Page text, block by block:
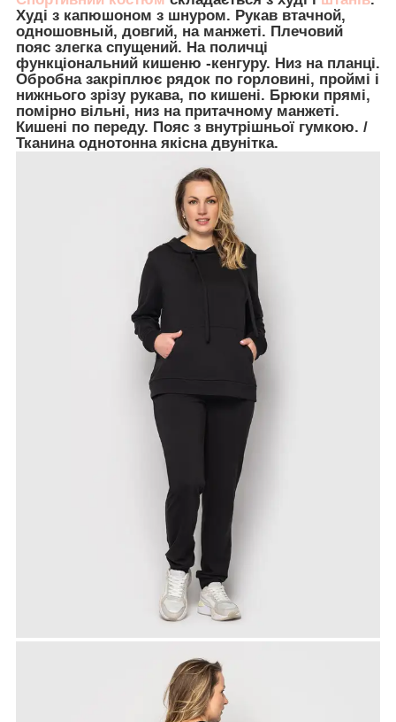
Худі з капюшоном з шнуром. Рукав втачной,
одношовный, довгий, на манжеті. Плечовий
пояс злегка спущений. На поличці
функціональний кишеню -кенгуру. Низ на планці.
Обробна закріплює рядок по горловині, проймі і
нижнього зрізу рукава, по кишені. Брюки прямі,
помірно вільні, низ на притачному манжеті.
Кишені по переду. Пояс з внутрішньої гумкою. /
Тканина однотонна якісна двунітка.